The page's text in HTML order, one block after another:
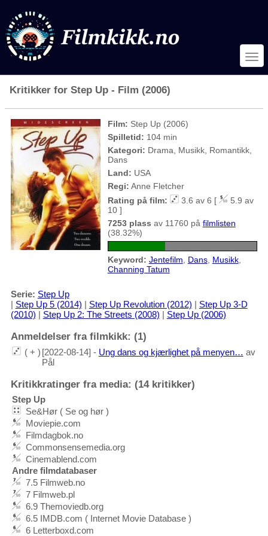
Kritikker for Step Up - Film (2006)
Film: Step Up (2006)
Spilletid: 104 min
Kategori: Drama, Musikk, Romantikk,
Dans
Land: USA
Regi: Anne Fletcher
Rating på film:
3.6 av 6 [
5.9 av
10 ]
7253 plass av 11760 på filmlisten
(38.32%)
Keyword: Jentefilm Dans, Musikk,
Channing Tatum
Serie: Step Up
| Step Up 5 (2014) | Step Up Revolution (2012) | Step Up 3-D
(2010) | Step Up 2: The Streets (2008) | Step Up (2006)
Anmeldelser fra filmkikk: (1)
( + ) [2022-08-14] - Ung dans og kjærlighet på menyen… av
Pål
Kritikkratinger fra media: (14 kritikker)
Step Up
Se&Hør ( Se og hør )
Moviepie.com
Filmdagbok.no
Commonsensemedia.org
Cinemablend.com
Andre filmdatabaser
7.5 Filmweb.no
7 Filmweb.pl
6.9 Themoviedb.org
6.5 IMDB.com ( Internet Movie Database )
6 Letterboxd.com